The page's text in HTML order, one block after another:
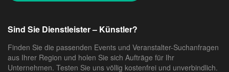
Sind Sie Dienstleister – Künstler?
Finden Sie die passenden Events und Veranstalter-Suchanfragen
aus Ihrer Region und holen Sie sich Aufträge für Ihr
Unternehmen. Testen Sie uns völlig kostenfrei und unverbindlich.